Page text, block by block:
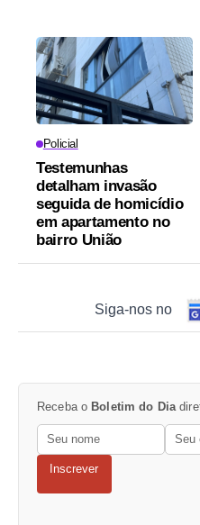
Policial
Testemunhas
detalham invasão
seguida de homicídio
em apartamento no
bairro União
Siga-nos no
Receba o Boletim do Dia
Inscrever